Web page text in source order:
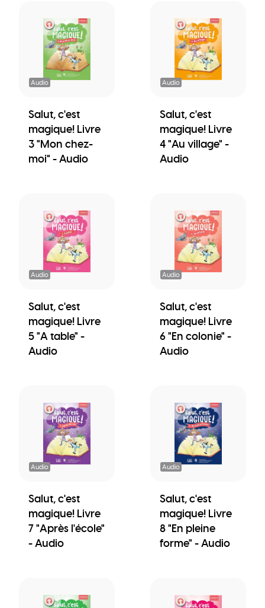
Audio
Salut, c'est
magique! Livre
3 "Mon chez-
moi" - Audio
Audio
Salut, c'est
magique! Livre
4 "Au village" -
Audio
Audio
Salut, c'est
magique! Livre
5 "A table" -
Audio
Audio
Salut, c'est
magique! Livre
6 "En colonie" -
Audio
Audio
Salut, c'est
magique! Livre
7 "Après l'école"
- Audio
Audio
Salut, c'est
magique! Livre
8 "En pleine
forme" - Audio